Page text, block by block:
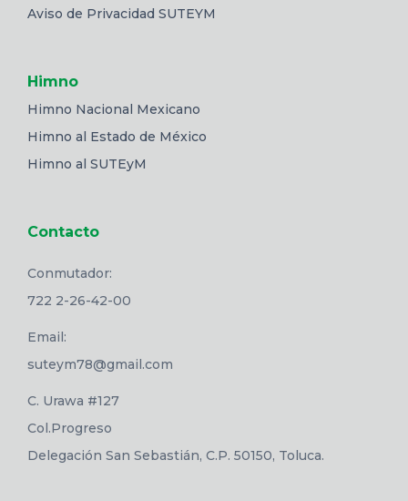
Aviso de Privacidad SUTEYM
Himno
Himno Nacional Mexicano
Himno al Estado de México
Himno al SUTEyM
Contacto
Conmutador:
722 2-26-42-00
Email:
suteym78@gmail.com
C. Urawa #127
Col.Progreso
Delegación San Sebastián, C.P. 50150, Toluca.